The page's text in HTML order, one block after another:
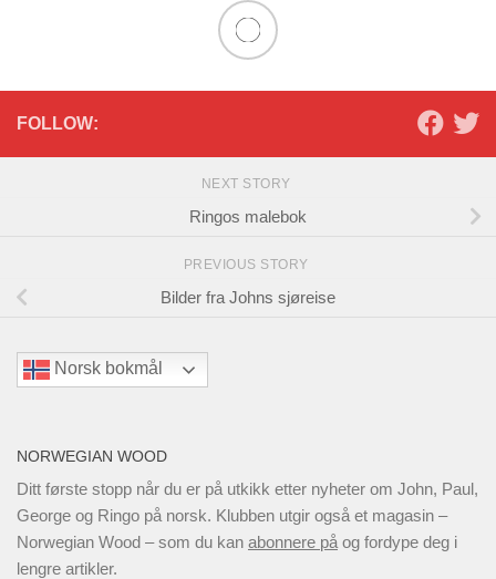
FOLLOW:
NEXT STORY
Ringos malebok
PREVIOUS STORY
Bilder fra Johns sjøreise
Norsk bokmål
NORWEGIAN WOOD
Ditt første stopp når du er på utkikk etter nyheter om John, Paul,
George og Ringo på norsk. Klubben utgir også et magasin –
Norwegian Wood – som du kan abonnere på og fordype deg i
lengre artikler.